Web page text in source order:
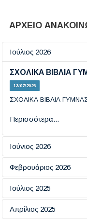
ΑΡΧΕΙΟ
Ιούλιος 2026
ΣΧΟΛΙΚΑ ΒΙΒΛΙΑ
13/07/2026
ΣΧΟΛΙΚΑ ΒΙΒΛΙΑ
Περισσότερα...
Ιούνιος 2026
Εξετάσεις
19/06/2026
Περισσότερα...
Φεβρουάριος 2026
ΗΜΕΡΑ ΑΣΦΑΛΟΥΣ
18/02/2026
Ιούλιος 2025
ΕΞΕΤΑΣΕΙΣ
Απρίλιος 2025